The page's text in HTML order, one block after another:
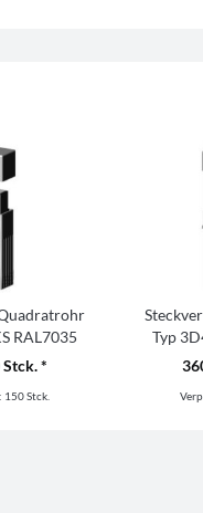
RAL7035
*
150 Stck.
Typ